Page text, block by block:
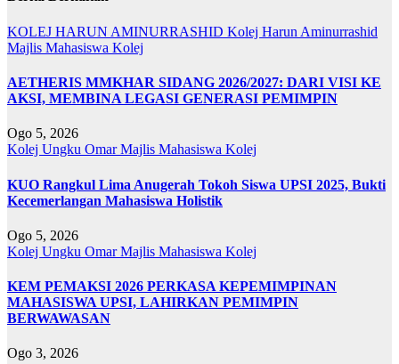
KOLEJ HARUN AMINURRASHID Kolej Harun Aminurrashid
Majlis Mahasiswa Kolej
AETHERIS MMKHAR SIDANG 2026/2027: DARI VISI KE
AKSI, MEMBINA LEGASI GENERASI PEMIMPIN
Ogo 5, 2026
Kolej Ungku OmarMajlis Mahasiswa Kolej
KUO Rangkul Lima Anugerah Tokoh Siswa UPSI 2025, Bukti
Kecemerlangan Mahasiswa Holistik
Ogo 5, 2026
Kolej Ungku OmarMajlis Mahasiswa Kolej
KEM PEMAKSI 2026 PERKASA KEPEMIMPINAN
MAHASISWA UPSI, LAHIRKAN PEMIMPIN
BERWAWASAN
Ogo 3, 2026